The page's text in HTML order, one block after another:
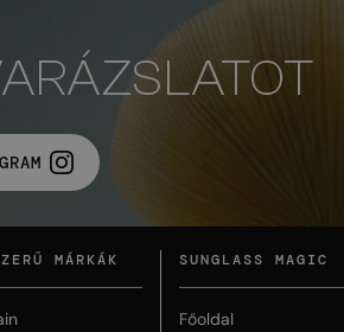
MÁRKÁK SUNGLASS MAGIC
Főoldal